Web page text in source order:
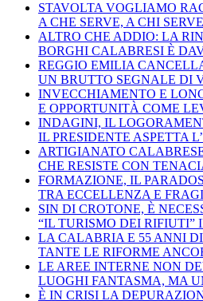
STAVOLTA VOGLIAMO
A CHE SERVE, A CHI
ALTRO CHE ADDIO: LA
BORGHI CALABRESI È
REGGIO EMILIA
UN BRUTTO SEGNALE DI
INVECCHIAMENTO E
E OPPORTUNITÀ COME
INDAGINI, IL
IL PRESIDENTE ASPETTA
ARTIGIANATO
CHE RESISTE CON
FORMAZIONE, IL
TRA ECCELLENZA E
SIN DI CROTONE, È
“IL TURISMO DEI RIFIUTI”
LA CALABRIA E 55 ANNI
TANTE LE RIFORME
LE AREE INTERNE NON
LUOGHI FANTASMA, MA
È IN CRISI LA